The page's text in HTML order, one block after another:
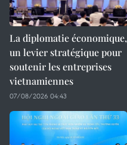
La diplomatie économique,
un levier stratégique pour
soutenir les entreprises
vietnamiennes
07/08/2026 04:43